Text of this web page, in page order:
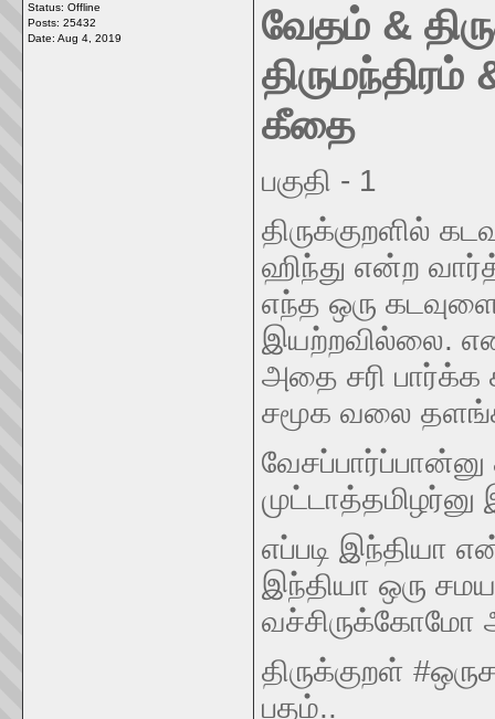
Status: Offline
Posts: 25432
Date: Aug 4, 2019
வேதம் &
கீதை
பகுதி - 1
திருக்குறளில்
ஹிந்து என்ற
எந்த ஒரு
இயற்றவில்லை.
அதை சரி பார்க்க
சமூக வலை
முட்டாத்தமிழர்னு
எப்படி இந்தியா
இந்தியா ஒரு
வச்சிருக்கோமோ
திருக்குறள்
பதம்..